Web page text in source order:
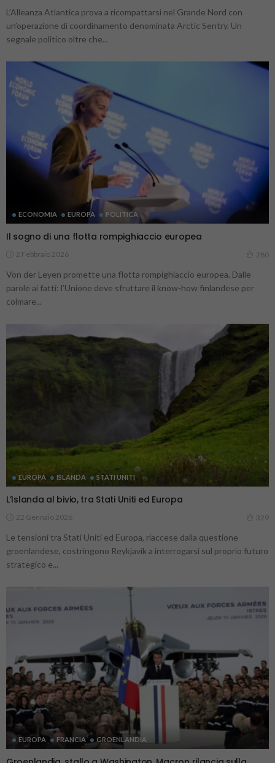
L’Alleanza Atlantica prova a ricompattarsi nel Grande Nord con
un’operazione di coordinamento denominata Arctic Sentry. Un
segnale politico oltre che...
ECONOMIA EUROPA POLITICA
Il sogno di una flotta rompighiaccio europea
2 Febbraio 2026 280
Von der Leyen promette una flotta rompighiaccio europea. Dalle
parole ai fatti: l’Unione deve sfruttare il know-how finlandese per
colmare...
EUROPA ISLANDA STATI UNITI
L’Islanda al bivio, tra Stati Uniti ed Europa
22 Gennaio 2026 329
Le tensioni tra Stati Uniti ed Europa, riaccese dalla questione
groenlandese, costringono Reykjavik a interrogarsi sul proprio futuro
strategico e...
EUROPA FRANCIA GROENLANDIA